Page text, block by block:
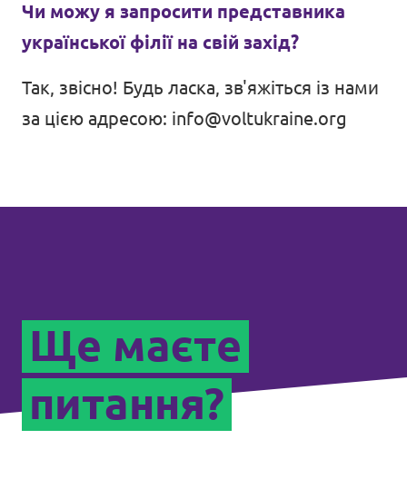
Чи можу я запросити представника
української філії на свій захід?
Так, звісно! Будь ласка, зв'яжіться із нами
за цією адресою: info@voltukraine.org
Ще маєте
питання?